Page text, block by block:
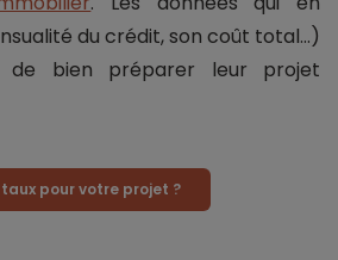
du crédit, son coût total...)
de bien préparer leur projet
taux pour votre projet ?